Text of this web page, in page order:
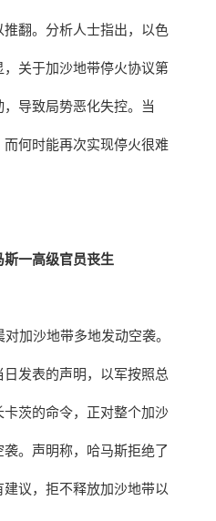
翻。分析人士指出，以色
关于加沙地带停火协议第
导致局势恶化失控。当
何时能再次实现停火很难
斯一高级官员丧生
加沙地带多地发动空袭。
发表的声明，以军按照总
茨的命令，正对整个加沙
。声明称，哈马斯拒绝了
议，拒不释放加沙地带以